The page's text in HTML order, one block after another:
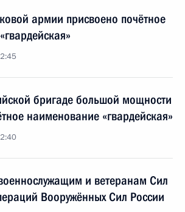
армии присвоено почётное
бригаде большой мощности
наименование «гвардейская»
и ветеранам Сил
Вооружённых Сил России